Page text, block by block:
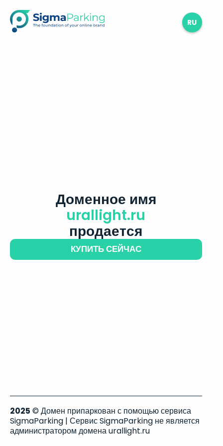
RU
Доменное имя
urallight.ru
продается
КУПИТЬ СЕЙЧАС
2025 © Домен припаркован с помощью сервиса
SigmaParking | Сервис SigmaParking не является
администратором домена urallight.ru